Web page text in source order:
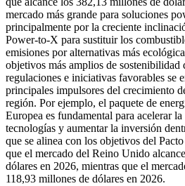
mercado más grande para soluciones
principalmente por la creciente
Power-to-X para sustituir los
emisiones por alternativas más
objetivos más amplios de sostenibilidad
regulaciones e iniciativas favorables se
principales impulsores del crecimiento
región. Por ejemplo, el paquete de
Europea es fundamental para acelerar
tecnologías y aumentar la inversión
que se alinea con los objetivos del
que el mercado del Reino Unido
dólares en 2026, mientras que el
118,93 millones de dólares en 2026.